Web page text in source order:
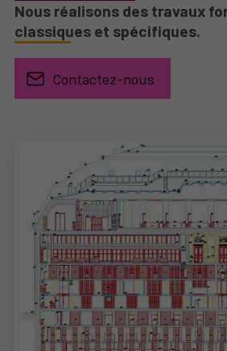
Nous réalisons des travaux
classiques et spécifiques.
Contactez-nous